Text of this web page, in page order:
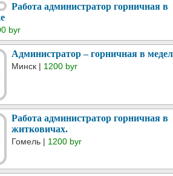
Работа администратор горничная в
byr
Администратор – горничная в
Минск | 1200 byr
Работа администратор горничная в
житковичах.
Гомель | 1200 byr